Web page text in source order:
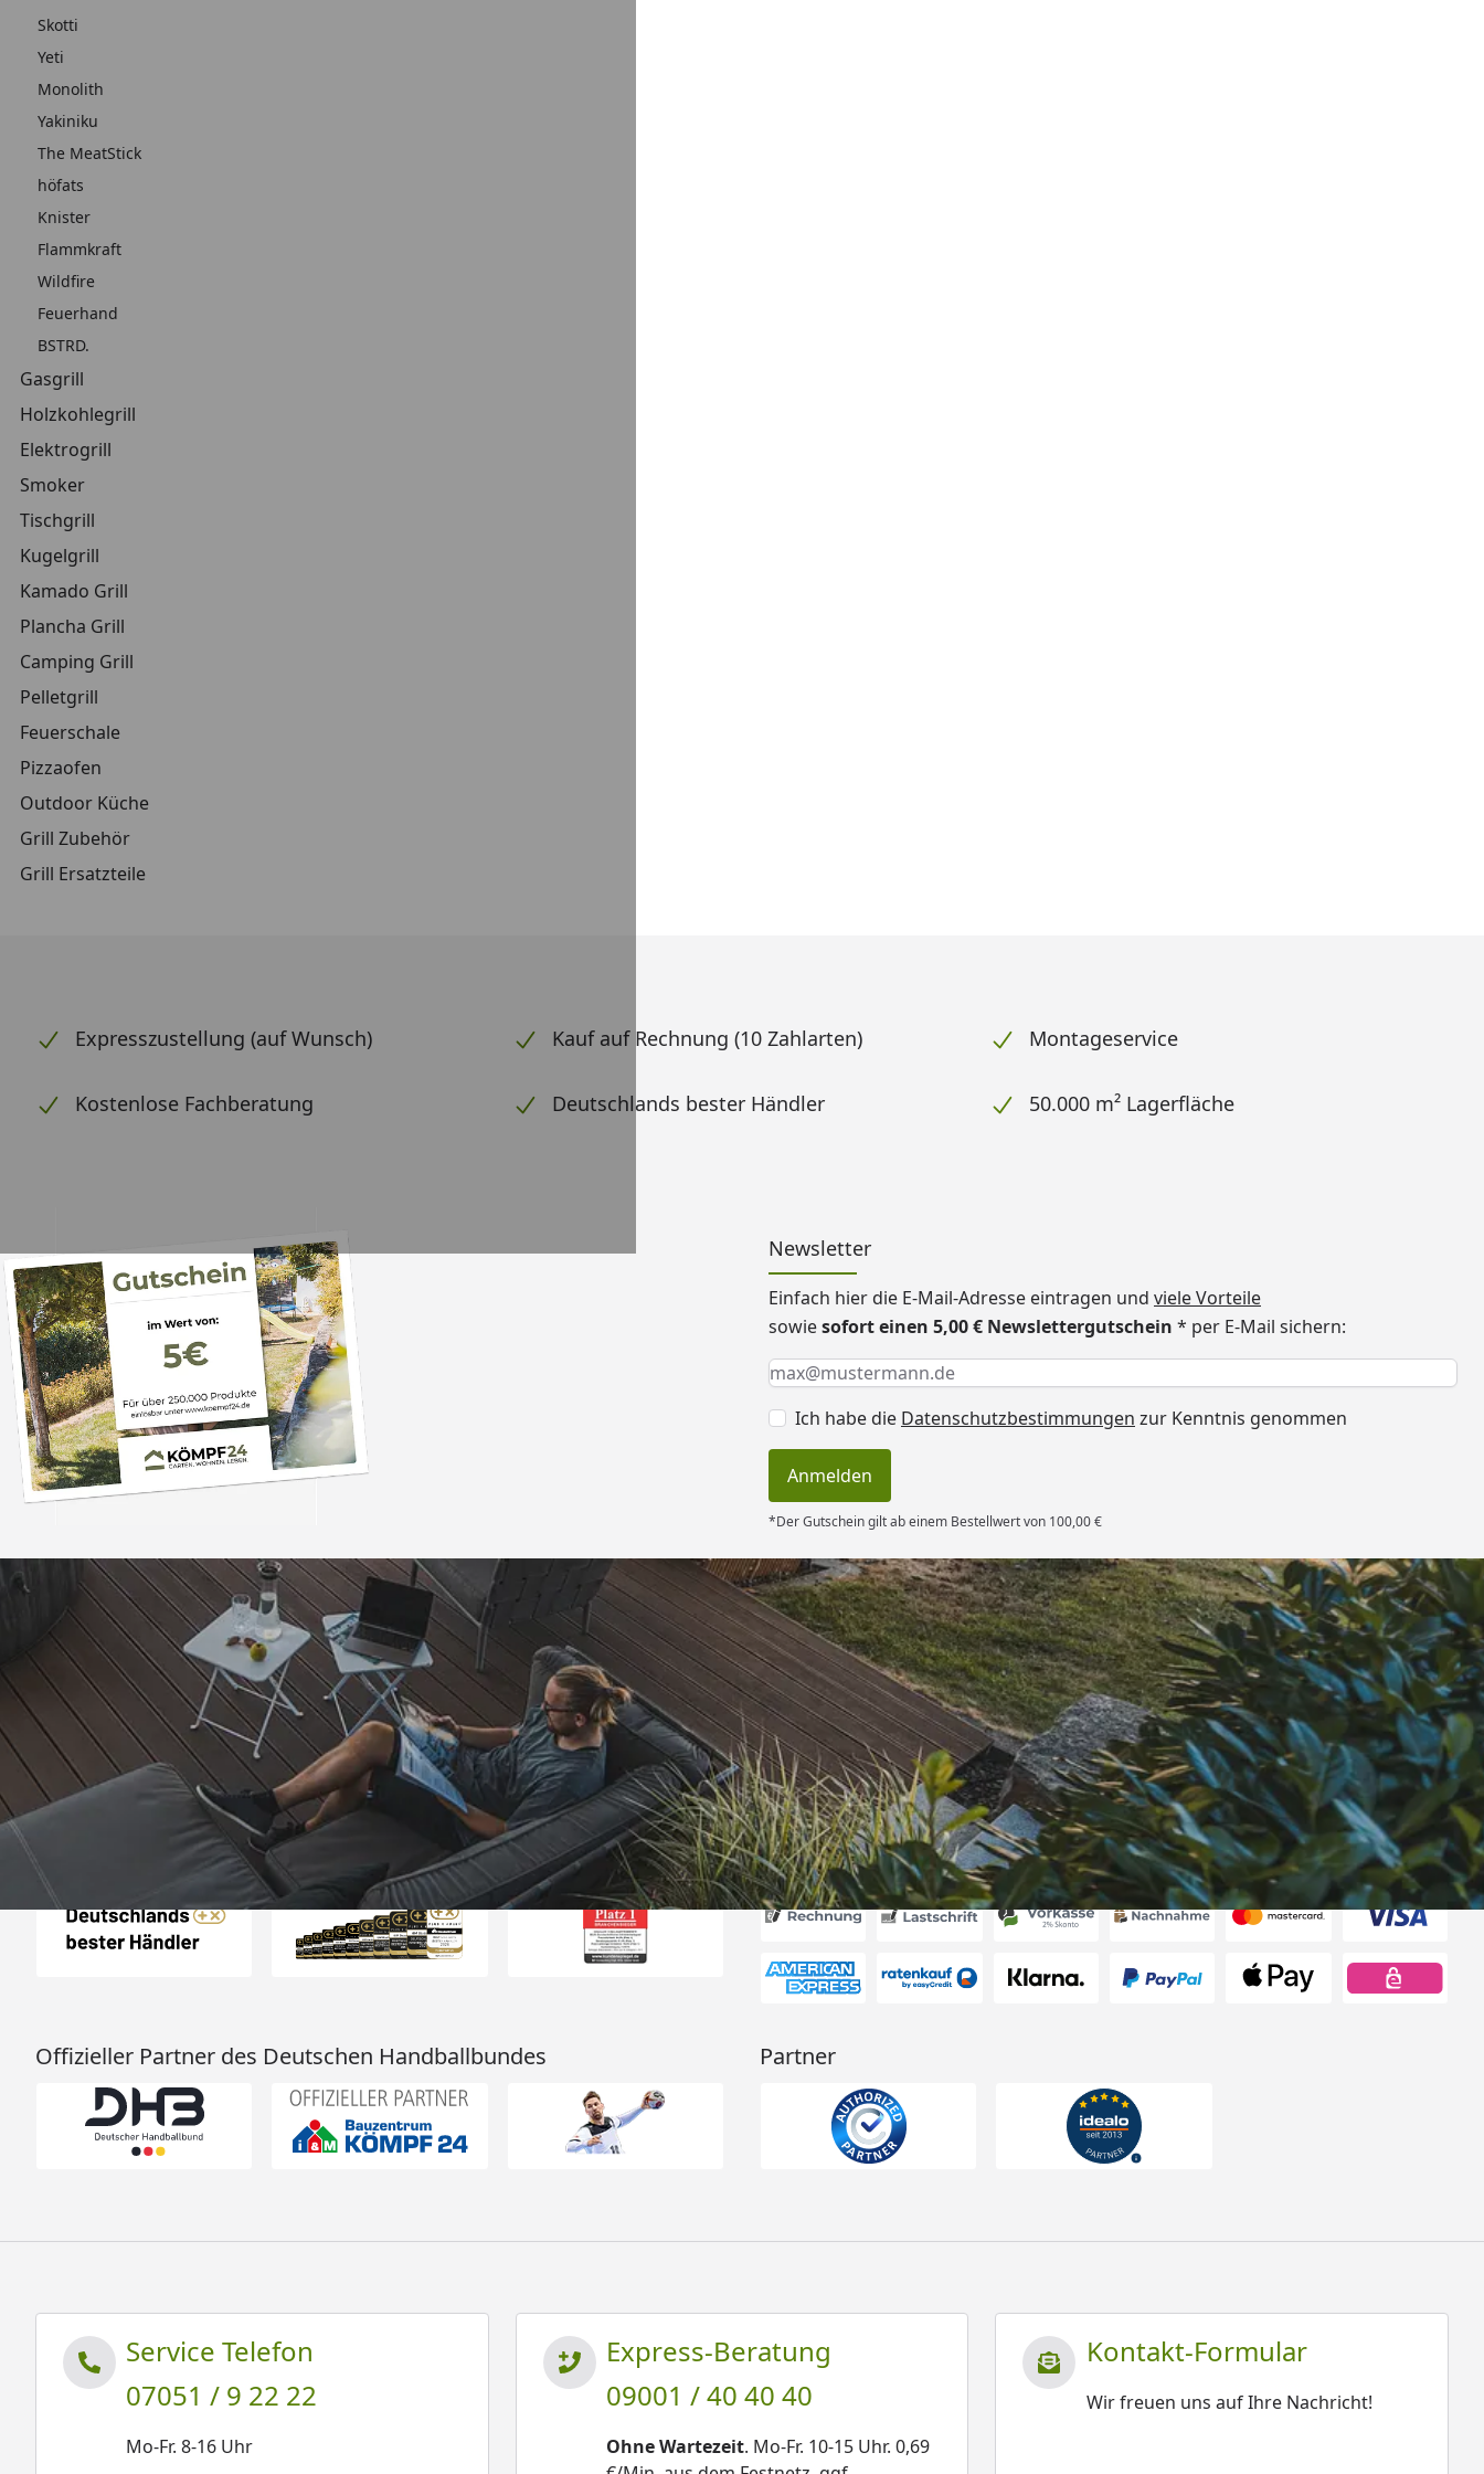
Skotti
Yeti
Monolith
Yakiniku
The MeatStick
höfats
Knister
Flammkraft
Wildfire
Feuerhand
BSTRD.
Gasgrill
Holzkohlegrill
Elektrogrill
Smoker
Tischgrill
Kugelgrill
Kamado Grill
Plancha Grill
Camping Grill
Pelletgrill
Feuerschale
Pizzaofen
Outdoor Küche
Grill Zubehör
Grill Ersatzteile
Expresszustellung (auf Wunsch) Kauf auf Rechnung (10 Zahlarten) Montageservice
Kostenlose Fachberatung Deutschlands bester Händler 50.000 m² Lagerfläche
Newsletter
Einfach hier die E-Mail-Adresse eintragen und viele Vorteile
sowiesofort einen 5,00 € Newslettergutschein * per E-Mail sichern:
Keine Eingabe erforderlich
Eingabe erforderlich
E-Mail *
Ich habe die Datenschutzbestimmungen zur Kenntnis genommen
Anmelden
*Der Gutschein gilt ab einem Bestellwert von 100,00 €
Trusted Shops
4,83/ 5
16.904 Bewertungen
„Einwandfreie Ware, schnelle und
gute Kaufabwicklung“
08.08.2026
Versand
Auszeichnungen Akzeptierte Zahlungsarten
Offizieller Partner des Deutschen Handballbundes Partner
Service Telefon
07051 / 9 22 22
Mo-Fr. 8-16 Uhr
Express-Beratung
09001 / 40 40 40
Ohne Wartezeit. Mo-Fr. 10-15 Uhr. 0,69
Kontakt-Formular
Wir freuen uns auf Ihre Nachricht!